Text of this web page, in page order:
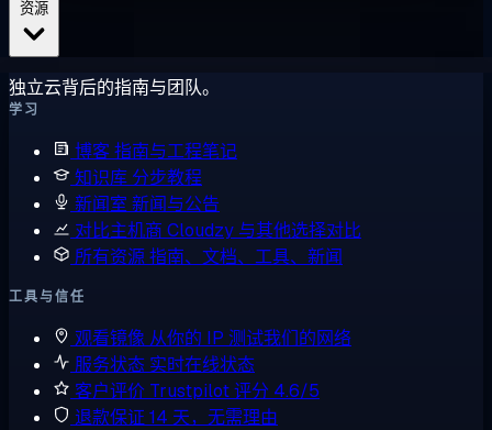
独立云背后的指南与团队。
学习
博客指南与工程笔记
知识库 分步教程
新闻室 新闻与公告
对比主机商 Cloudzy 与其他选择对比
所有资源指南、文档、工具、新闻
工具与信任
观看镜像 从你的 IP 测试我们的网络
服务状态 实时在线状态
客户评价 Trustpilot 评分 4.6/5
退款保证 14 天，无需理由